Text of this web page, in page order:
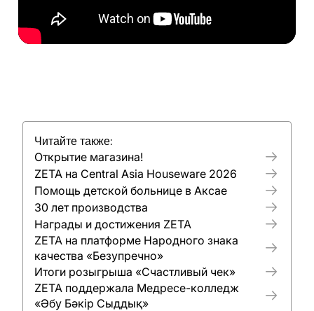
Читайте также:
Открытие магазина!
ZETA на Central Asia Houseware 2026
Помощь детской больнице в Аксае
30 лет производства
Награды и достижения ZETA
ZETA на платформе Народного знака
качества «Безупречно»
Итоги розыгрыша «Счастливый чек»
ZETA поддержала Медресе-колледж
«Әбу Бәкір Сыддық»